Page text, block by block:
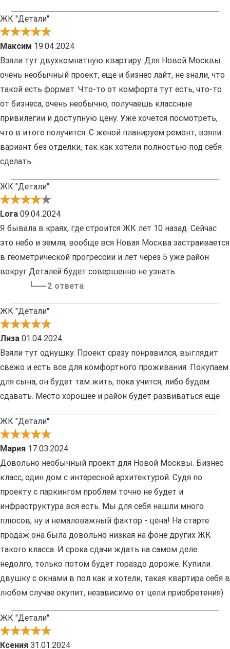
ЖК "Детали"
Максим 19.04.2024
Взяли тут двухкомнатную квартиру. Для Новой Москвы
очень необычный проект, еще и бизнес лайт, не знали, что
такой есть формат. Что-то от комфорта тут есть, что-то
от бизнеса, очень необычно, получаешь классные
привилегии и доступную цену. Уже хочется посмотреть,
что в итоге получится. С женой планируем ремонт, взяли
вариант без отделки, так как хотели полностью под себя
сделать.
ЖК "Детали"
Lora 09.04.2024
Я бывала в краях, где строится ЖК лет 10 назад. Сейчас
это небо и земля, вообще вся Новая Москва застраивается
в геометрической прогрессии и лет через 5 уже район
вокруг Деталей будет совершенно не узнать
2 ответа
ЖК "Детали"
Лиза 01.04.2024
Взяли тут однушку. Проект сразу понравился, выглядит
свежо и есть все для комфортного проживания. Покупаем
для сына, он будет там жить, пока учится, либо будем
сдавать. Место хорошее и район будет развиваться еще
ЖК "Детали"
Мария 17.03.2024
Довольно необычный проект для Новой Москвы. Бизнес
класс, один дом с интересной архитектурой. Судя по
проекту с паркингом проблем точно не будет и
инфраструктура вся есть. Мы для себя нашли много
плюсов, ну и немаловажный фактор - цена! На старте
продаж она была довольно низкая на фоне других ЖК
такого класса. И срока сдачи ждать на самом деле
недолго, только потом будет гораздо дороже. Купили
двушку с окнами в пол как и хотели, такая квартира себя в
любом случае окупит, независимо от цели приобретения)
ЖК "Детали"
Ксения 31.01.2024